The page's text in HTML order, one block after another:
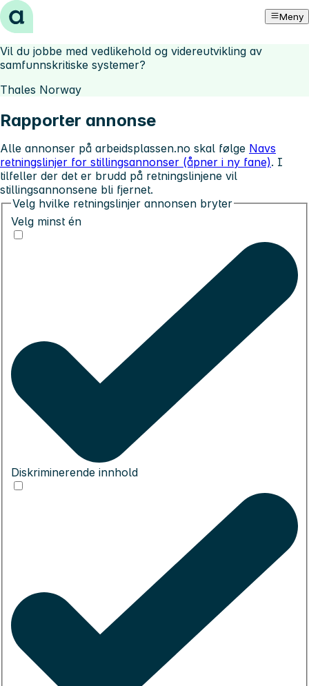
Hopp til innhold Meny
Vil du jobbe med vedlikehold og videreutvikling av
samfunnskritiske systemer?
Thales Norway
Rapporter annonse
Alle annonser på arbeidsplassen.no skal følge Navs
retningslinjer for stillingsannonser (åpner i ny fane). I
tilfeller der det er brudd på retningslinjene vil
stillingsannonsene bli fjernet.
Velg hvilke retningslinjer annonsen bryter
Velg minst én
Diskriminerende innhold